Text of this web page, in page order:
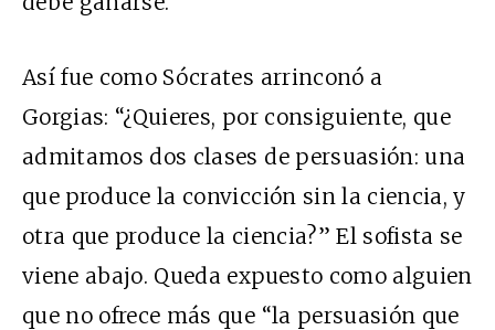
Así fue como Sócrates arrinconó a
Gorgias: “¿Quieres, por consiguiente, que
admitamos dos clases de persuasión: una
que produce la convicción sin la ciencia, y
otra que produce la ciencia?” El sofista se
viene abajo. Queda expuesto como alguien
que no ofrece más que “la persuasión que